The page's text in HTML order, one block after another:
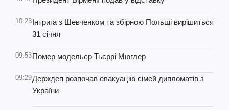
10:23Інтрига з Шевченком та збірною Польщі вирішиться
31 січня
09:53Помер модельєр Тьєррі Мюглер
09:29Держдеп розпочав евакуацію сімей дипломатів з
України